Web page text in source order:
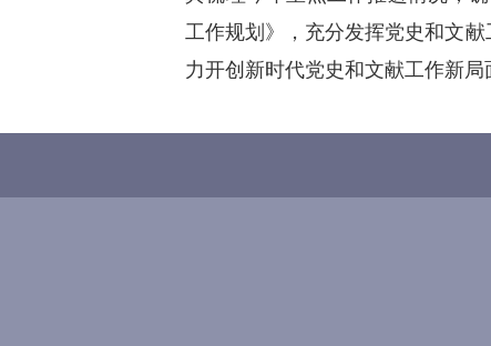
工作规划》，充分发挥党史和文
力开创新时代党史和文献工作新局